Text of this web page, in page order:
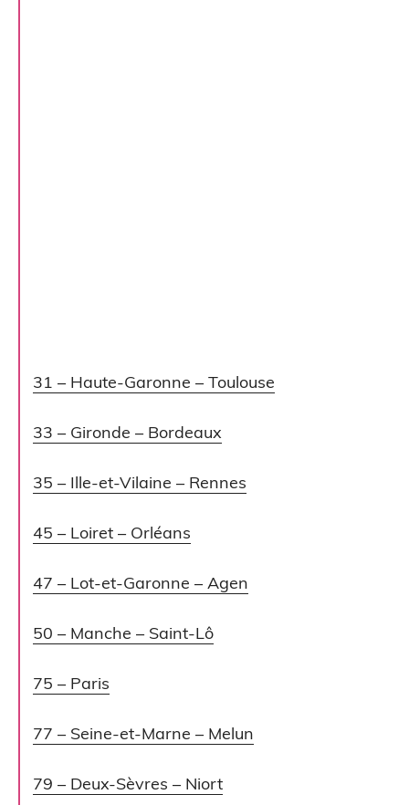
31 – Haute-Garonne – Toulouse
33 – Gironde – Bordeaux
35 – Ille-et-Vilaine – Rennes
45 – Loiret – Orléans
47 – Lot-et-Garonne – Agen
50 – Manche – Saint-Lô
75 – Paris
77 – Seine-et-Marne – Melun
79 – Deux-Sèvres – Niort